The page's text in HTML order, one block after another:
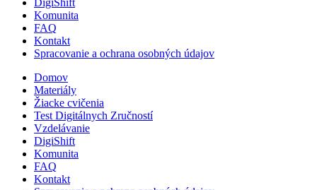
DigiShift
Komunita
FAQ
Kontakt
Spracovanie a ochrana osobných údajov
Domov
Materiály
Žiacke cvičenia
Test Digitálnych Zručností
Vzdelávanie
DigiShift
Komunita
FAQ
Kontakt